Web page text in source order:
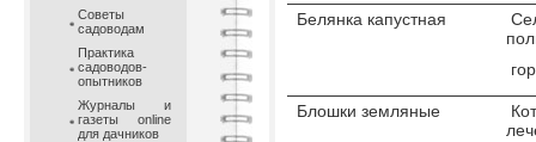
Советы
садоводам
Практика
садоводов-
опытников
Журналы и
газеты online
для дачников
Белянка капустная
Блошки земляные